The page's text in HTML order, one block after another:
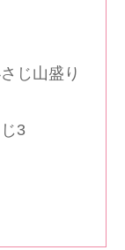
じ山盛り
3